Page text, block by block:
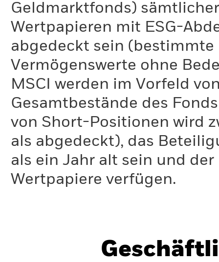
Geldmarktfonds)
Wertpapieren mit ESG-
abgedeckt sein
Vermögenswerte ohne
MSCI werden im Vorfeld
Gesamtbestände des
von Short-Positionen wird
als abgedeckt), das
als ein Jahr alt sein und
Wertpapiere verfügen.